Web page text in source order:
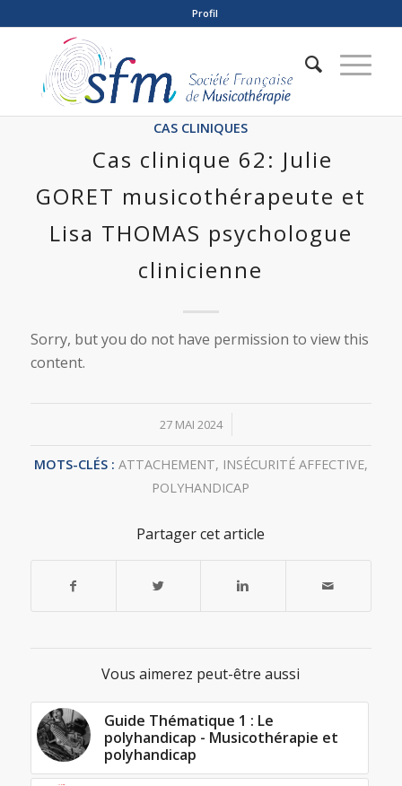
Profil
CAS CLINIQUES
Cas clinique 62: Julie
GORET musicothérapeute et
Lisa THOMAS psychologue
clinicienne
Sorry, but you do not have permission to view this
content.
27 MAI 2024
/
MOTS-CLÉS : ATTACHEMENT, INSÉCURITÉ AFFECTIVE,
POLYHANDICAP
Partager cet article
Vous aimerez peut-être aussi
Guide Thématique 1 : Le
polyhandicap - Musicothérapie et
polyhandicap